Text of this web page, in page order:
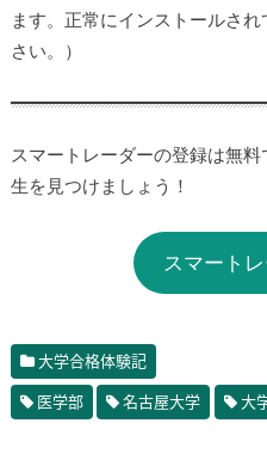
ます。正常にインストールさ
さい。）
スマートレーダーの登録は無
生を見つけましょう！
スマート
大学合格体験記
医学部 名古屋大学 大